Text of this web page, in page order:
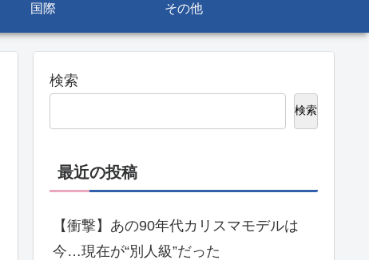
国際 その他
検索
検索
最近の投稿
【衝撃】あの90年代カリスマモデルは
今…現在が“別人級”だった